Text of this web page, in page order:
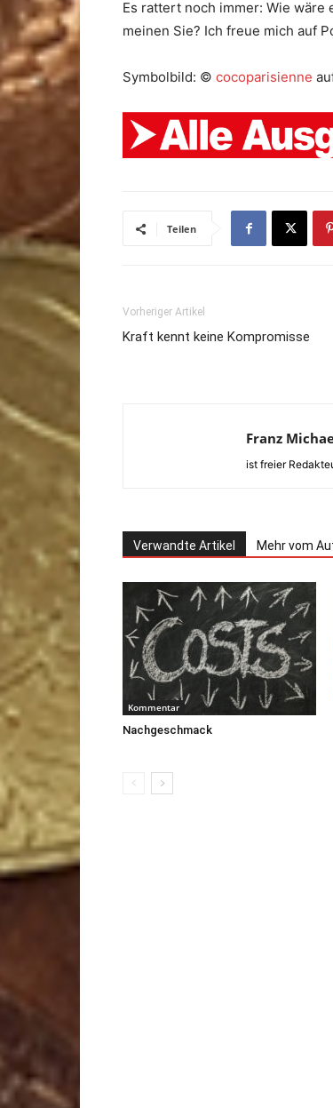
Es rattert noch immer: Wie wäre
meinen Sie? Ich freue mich auf
Symbolbild: © cocoparisienne
Teilen
Vorheriger Artikel
Kraft kennt keine Kompromisse
Franz
ist freier
Verwandte Artikel Mehr vom
Kommentar
Nachgeschmack